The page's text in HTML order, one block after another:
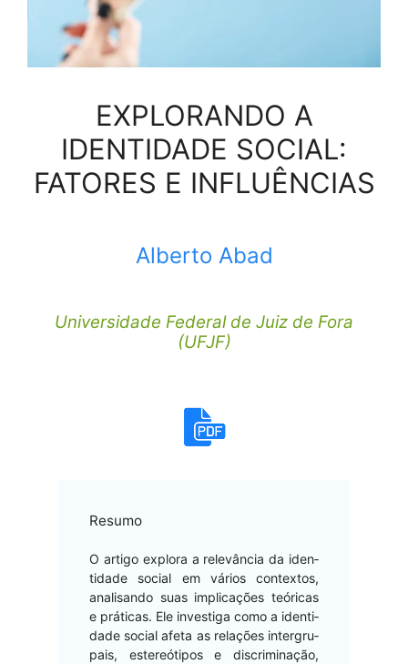
EXPLORANDO A
IDENTIDADE SOCIAL:
FATORES E INFLUÊNCIAS
Alberto Abad
Universidade Federal de Juiz de Fora
(UFJF)
Resumo
O arti­go explo­ra a relevân­cia da iden­
ti­dade social em vários con­tex­tos,
anal­isan­do suas impli­cações teóri­c­as
e práti­cas. Ele inves­ti­ga como a iden­ti­
dade social afe­ta as relações inter­gru­
pais, estereóti­pos e dis­crim­i­nação,